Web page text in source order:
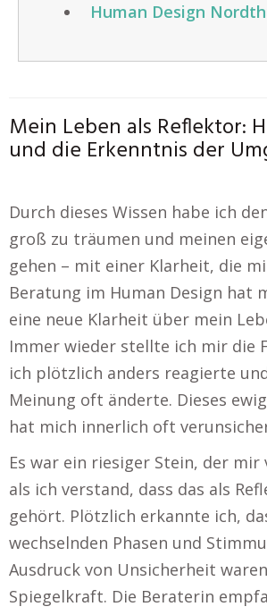
Human Design
Mein Leben als Reflektor:
und die Erkenntnis der
Durch dieses Wissen habe ich
groß zu träumen und meinen
gehen – mit einer Klarheit, die
Beratung im Human Design hat
eine neue Klarheit über mein
Immer wieder stellte ich mir die
ich plötzlich anders reagierte
Meinung oft änderte. Dieses
hat mich innerlich oft
Es war ein riesiger Stein, der mir
als ich verstand, dass das als
gehört. Plötzlich erkannte ich,
wechselnden Phasen und
Ausdruck von Unsicherheit
Spiegelkraft. Die Beraterin